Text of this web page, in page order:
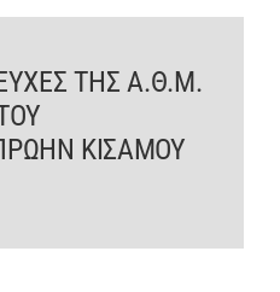
ΤΗΣ Α.Θ.Μ.
ΚΙΣΑΜΟΥ